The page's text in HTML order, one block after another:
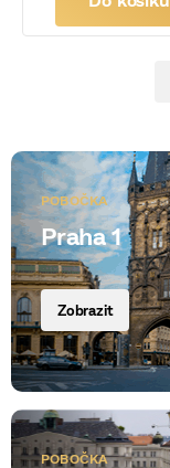
POBOČKA
Praha 1
Zobrazit
POBOČKA